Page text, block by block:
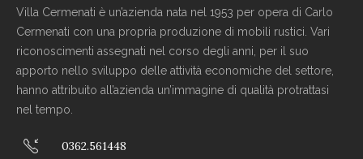
Villa Cermenati è un’azienda nata nel 1953 per opera di Carlo
Cermenati con una propria produzione di mobili rustici. Vari
riconoscimenti assegnati nel corso degli anni, per il suo
apporto nello sviluppo delle attività economiche del settore,
hanno attribuito all’azienda un’immagine di qualità protrattasi
nel tempo.
0362.561448